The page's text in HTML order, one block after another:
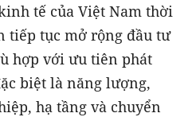
tế của Việt Nam thời
tiếp tục mở rộng đầu tư
hợp với ưu tiên phát
biệt là năng lượng,
hạ tầng và chuyển